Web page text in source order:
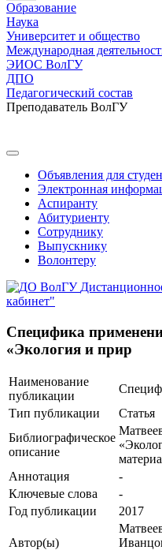
Образование
Наука
Университет и общество
Международная
ЭИОС ВолГУ
ДПО
Педагогический состав
Преподаватель ВолГУ
Объявления для
Электронная
Аспиранту
Абитуриенту
Сотруднику
Выпускнику
Волонтеру
кабинет"
Специфика
«Экология и прир
Наименование
публикации
Тип публикации
Статья
Библиографическое
описание
Аннотация
-
Ключевые cлова
-
Год публикации
2017
Автор(ы)